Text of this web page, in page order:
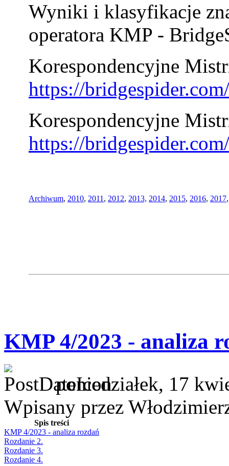
Wyniki i klasyfikacje
operatora KMP -
Korespondencyjne
https://
Korespondencyjne
https://
Archiwum, 2010, 2011 , 2012, 2013, 2014, 2015, 2016, 2017
KMP 4/2023 - analiza
poniedziałek, 17
Wpisany przez
Spis treści
KMP 4/2023 - analiza rozdań
Rozdanie 2.
Rozdanie 3.
Rozdanie 4.